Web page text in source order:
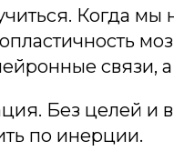
Когда
связи, а
Без целей и
по инерции.